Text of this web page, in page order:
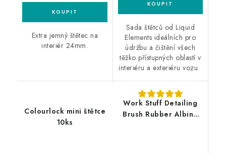
Extra jemný štětec na
interiér 24mm.
Sada štětců od Liquid
Elements ideálních pro
údržbu a čištění všech
těžko přístupných oblastí v
interiéru a exteriéru vozu.
Colourlock mini štětce
10ks
Work Stuff Detailing
Brush Rubber Albino